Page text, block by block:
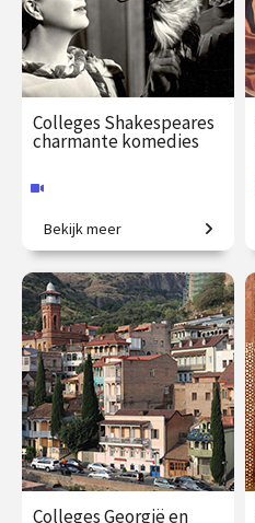
Colleges Shakespeares
charmante komedies
Een love story.
€ 217.00
vanaf 22
sep.
Online
Bekijk meer
Colleges Georgië en